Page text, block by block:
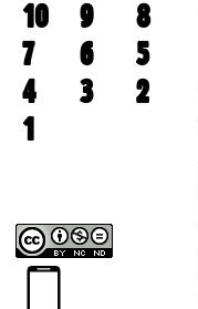
10
9
8
7
6
5
4
3
2
1